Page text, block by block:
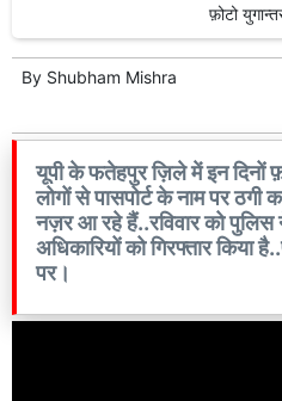
फ़ोटो
By Shubham Mishra
यूपी के फतेहपुर ज़िले में इन दिनों
लोगों से पासपोर्ट के नाम पर ठगी
नज़र आ रहे हैं..रविवार को पुलिस
अधिकारियों को गिरफ्तार किया
पर।